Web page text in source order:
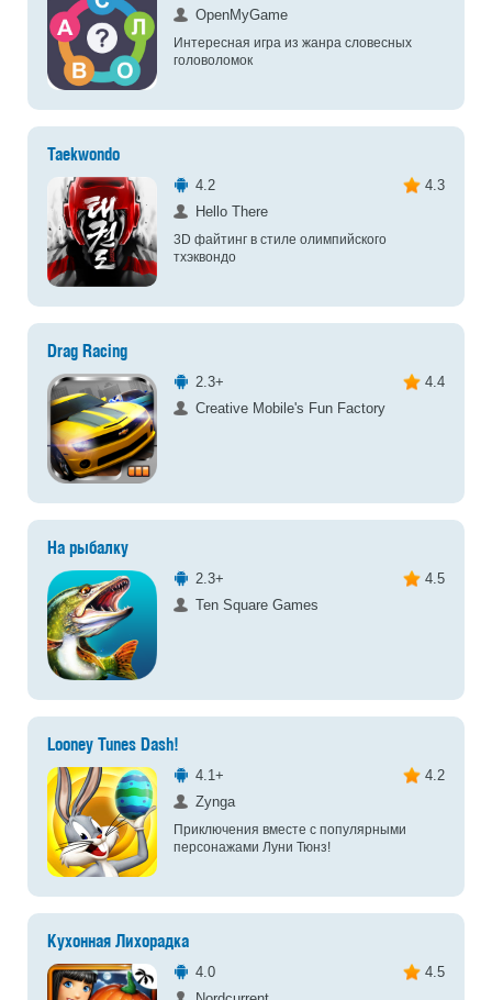
OpenMyGame
Интересная игра из жанра словесных
головоломок
Taekwondo
4.2
4.3
Hello There
3D файтинг в стиле олимпийского
тхэквондо
Drag Racing
2.3+
4.4
Creative Mobile's Fun Factory
На рыбалку
2.3+
4.5
Ten Square Games
Looney Tunes Dash!
4.1+
4.2
Zynga
Приключения вместе с популярными
персонажами Луни Тюнз!
Кухонная Лихорадка
4.0
4.5